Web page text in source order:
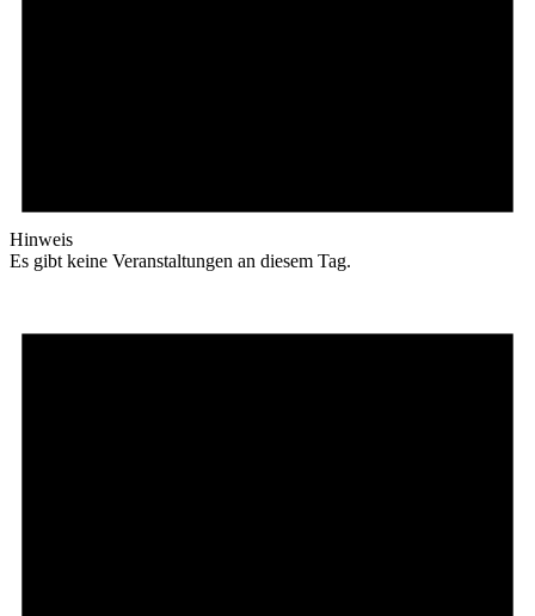
Hinweis
Es gibt keine Veranstaltungen an diesem Tag.